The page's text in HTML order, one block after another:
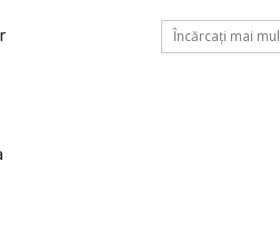
Încărcați mai